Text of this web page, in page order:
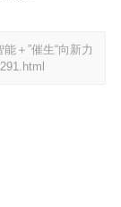
＋”催生“向新力